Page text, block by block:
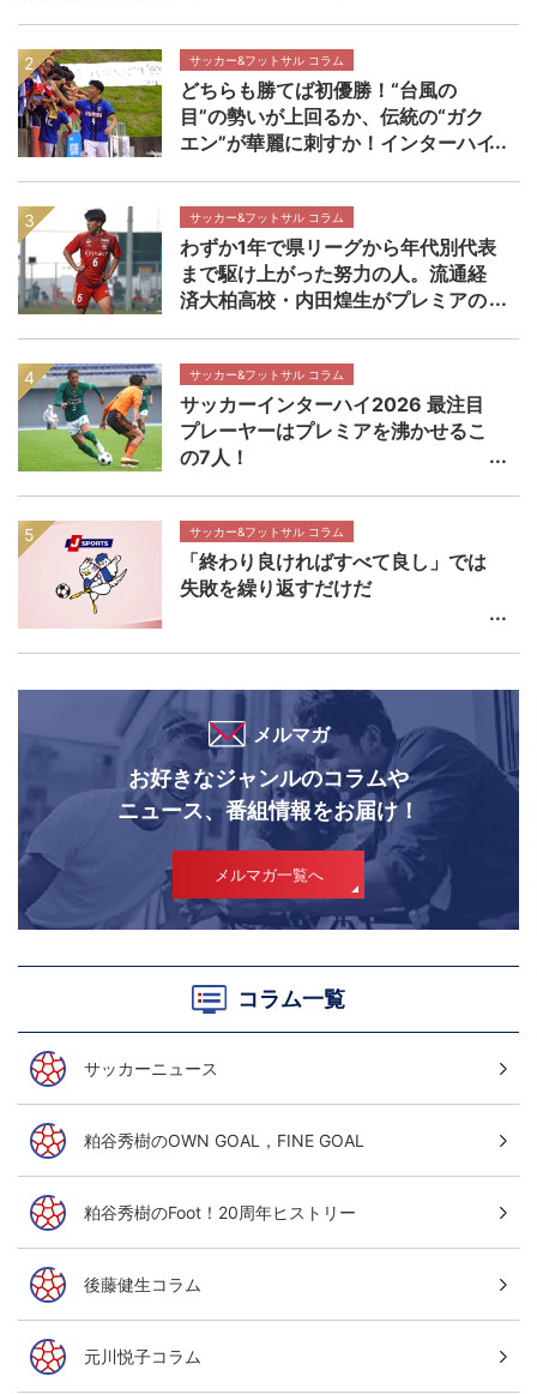
サッカー&フットサル コラム
どちらも勝てば初優勝！“台風の
目”の勢いが上回るか、伝統の“ガク
エン”が華麗に刺すか！インターハイ
サッカー&フットサル コラム
わずか1年で県リーグから年代別代表
まで駆け上がった努力の人。流通経
済大柏高校・内田煌生がプレミアの
×帝京長岡高校マッチレビュー
サッカー&フットサル コラム
サッカーインターハイ2026 最注目
プレーヤーはプレミアを沸かせるこ
の7人！
サッカー&フットサル コラム
「終わり良ければすべて良し」では
失敗を繰り返すだけだ
メルマガ
お好きなジャンルのコラムや
ニュース、番組情報をお届け！
メルマガ一覧へ
コラム一覧
サッカーニュース
粕谷秀樹のOWN GOAL，FINE GOAL
粕谷秀樹のFoot！20周年ヒストリー
後藤健生コラム
元川悦子コラム